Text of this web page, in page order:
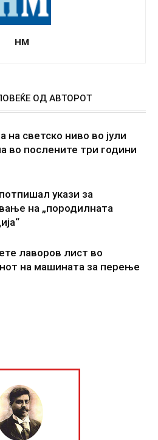
НМ
ОД АВТОРОТ
на светско ниво во јули
во послените три години
укази за
на „породилната
лаворов лист во
на машината за перење